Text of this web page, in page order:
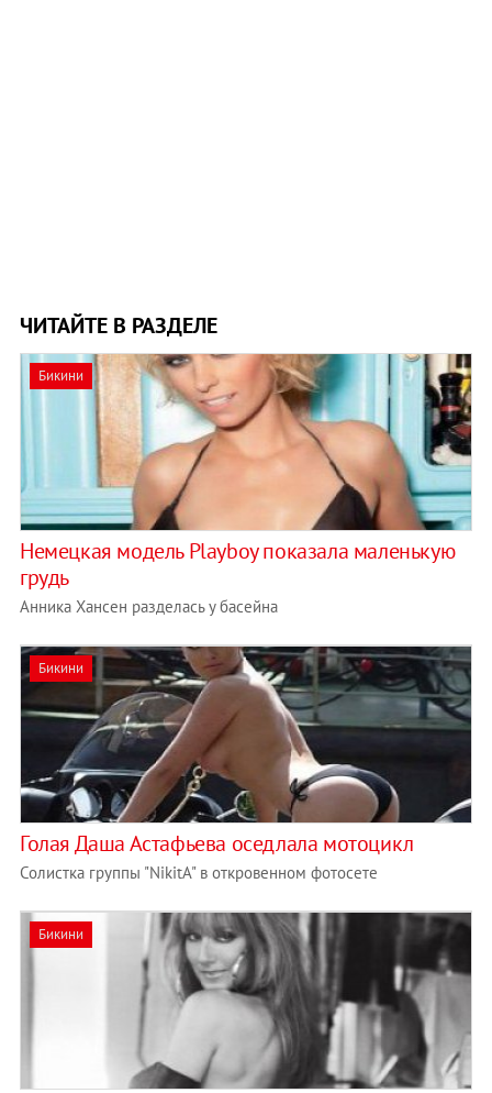
ЧИТАЙТЕ В РАЗДЕЛЕ
Бикини
Немецкая модель Playboy показала маленькую
грудь
Анника Хансен разделась у басейна
Бикини
Голая Даша Астафьева оседлала мотоцикл
Солистка группы "NikitA" в откровенном фотосете
Бикини